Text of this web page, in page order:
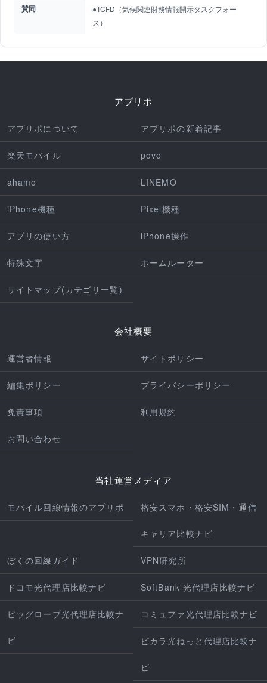
賛同
●TCFD（気候関連財務情報開示タスクフォー
ス）
アプリポ
アプリポについて アプリポの新着記事
楽天モバイル povo
ahamo LINEMO
iPhone機種 Pixel機種
アプリの使い方 iPhone操作
特殊文字 ホームルーター
サイトマップ(カテゴリ一覧)
会社概要
運営者情報 サイトポリシー
編集ポリシー プライバシーポリシー
免責事項 利用規約
お問い合わせ
当社運営メディア
モバイル回線情報のアプリポ 格安スマホ・格安SIM・通信
キャリア比較ナビ
ぼくの回線ガイド VPN研究所
ドコモ光代理店比較ナビ SoftBank 光代理店比較ナビ
ビッグローブ光代理店比較ナ
ビ
コミュファ光代理店比較ナビ
ピカラ光ねっと代理店比較ナ
ビ